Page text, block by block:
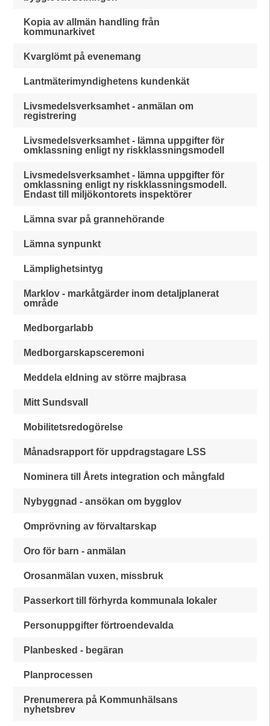
Kopia av allmän handling från
kommunarkivet
Kvarglömt på evenemang
Lantmäterimyndighetens kundenkät
Livsmedelsverksamhet - anmälan om
registrering
Livsmedelsverksamhet - lämna uppgifter för
omklassning enligt ny riskklassningsmodell
Livsmedelsverksamhet - lämna uppgifter för
omklassning enligt ny riskklassningsmodell.
Endast till miljökontorets inspektörer
Lämna svar på grannehörande
Lämna synpunkt
Lämplighetsintyg
Marklov - markåtgärder inom detaljplanerat
område
Medborgarlabb
Medborgarskapsceremoni
Meddela eldning av större majbrasa
Mitt Sundsvall
Mobilitetsredogörelse
Månadsrapport för uppdragstagare LSS
Nominera till Årets integration och mångfald
Nybyggnad - ansökan om bygglov
Omprövning av förvaltarskap
Oro för barn - anmälan
Orosanmälan vuxen, missbruk
Passerkort till förhyrda kommunala lokaler
Personuppgifter förtroendevalda
Planbesked - begäran
Planprocessen
Prenumerera på Kommunhälsans
nyhetsbrev